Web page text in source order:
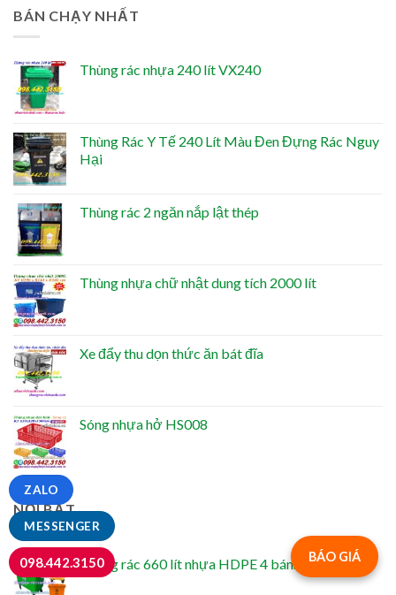
BÁN CHẠY NHẤT
Thùng rác nhựa 240 lít VX240
Thùng Rác Y Tế 240 Lít Màu Đen Đựng Rác Nguy
Hại
Thùng rác 2 ngăn nắp lật thép
Thùng nhựa chữ nhật dung tích 2000 lít
Xe đẩy thu dọn thức ăn bát đĩa
Sóng nhựa hở HS008
NỔI BẬT
Thùng rác 660 lít nhựa HDPE 4 bánh xe TR660
BÁO GIÁ
MESSENGER
ZALO
098.442.3150